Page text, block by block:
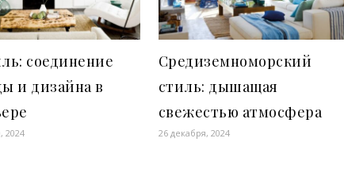
соединение
и дизайна в
2024
Средиземноморский
стиль: дышащая
свежестью атмосфера
26 декабря, 2024